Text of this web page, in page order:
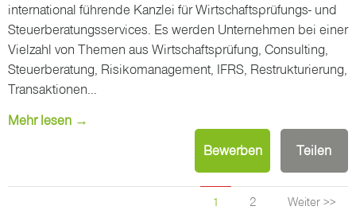
international führende Kanzlei für Wirtschaftsprüfungs- und
Steuerberatungsservices. Es werden Unternehmen bei einer
Vielzahl von Themen aus Wirtschaftsprüfung, Consulting,
Steuerberatung, Risikomanagement, IFRS, Restrukturierung,
Transaktionen...
Mehr lesen →
Bewerben Teilen
1 2 Weiter >>